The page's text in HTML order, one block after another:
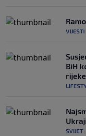
VIJESTI
BiH
SVIJET